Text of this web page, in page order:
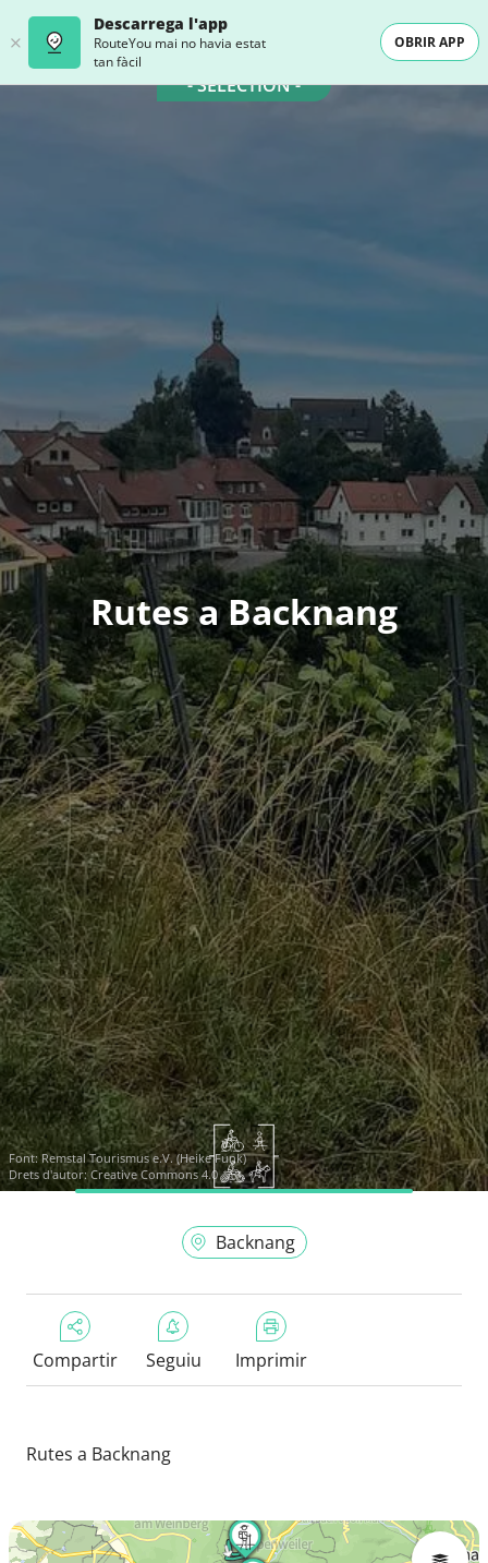
Descarrega l'app
RouteYou mai no havia estat
tan fàcil
OBRIR APP
- SELECTION -
Rutes a Backnang
Font: Remstal Tourismus e.V. (Heike Funk)
Drets d'autor: Creative Commons 4.0
Backnang
Compartir Seguiu Imprimir
Rutes a Backnang